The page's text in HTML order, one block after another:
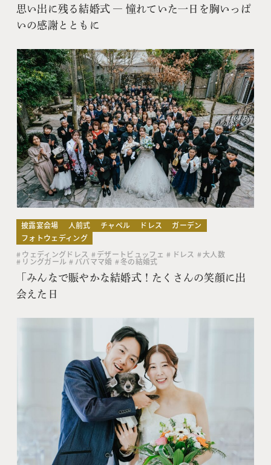
思い出に残る結婚式 ― 憧れていた一日を胸いっぱ
いの感謝とともに
披露宴会場 人前式 チャペル ドレス
ガーデン
フォトウェディング
ウェディングドレス
デザートビュッフェ ドレス 大人数
リングガール パパママ婚
冬の結婚式
「みんなで賑やかな結婚式！たくさんの笑顔に出
会えた日